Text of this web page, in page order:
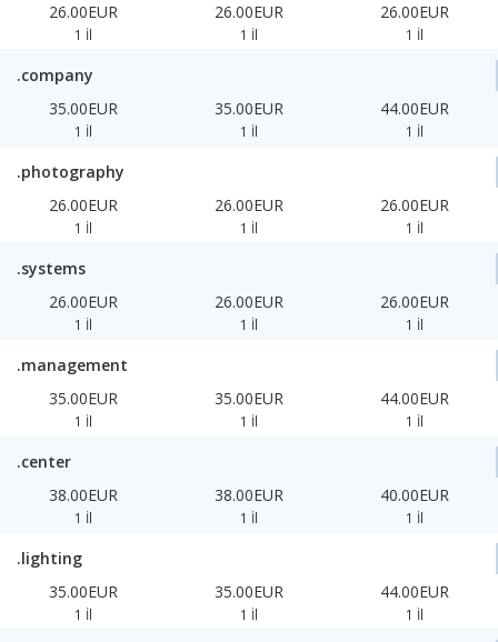
26.00EUR
1 İl
26.00EUR
1 İl
26.00EUR
1 İl
.company
35.00EUR
1 İl
35.00EUR
1 İl
44.00EUR
1 İl
.photography
26.00EUR
1 İl
26.00EUR
1 İl
26.00EUR
1 İl
.systems
26.00EUR
1 İl
26.00EUR
1 İl
26.00EUR
1 İl
.management
35.00EUR
1 İl
35.00EUR
1 İl
44.00EUR
1 İl
.center
38.00EUR
1 İl
38.00EUR
1 İl
40.00EUR
1 İl
.lighting
35.00EUR
1 İl
35.00EUR
1 İl
44.00EUR
1 İl